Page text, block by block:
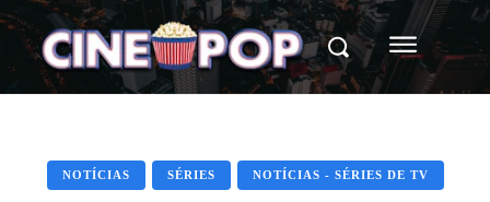
NOTÍCIAS SÉRIES NOTÍCIAS - SÉRIES DE TV